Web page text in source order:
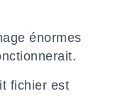
énormes
fichier est